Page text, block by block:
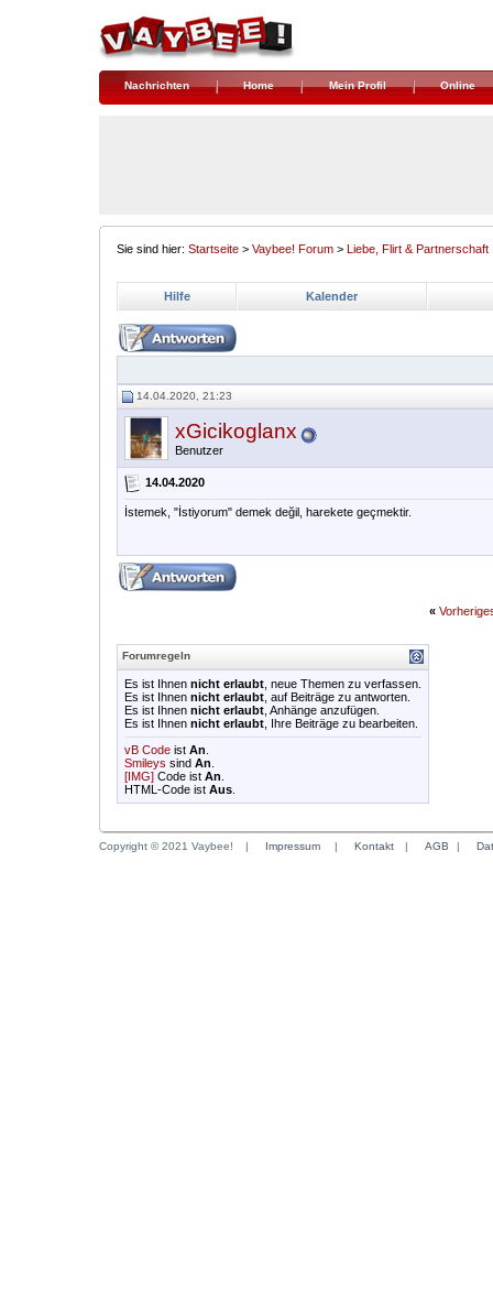
Nachrichten Home Mein Profil Online
Sie sind hier: Startseite > Vaybee! Forum > Liebe, Flirt & Partnerschaft
Hilfe Kalender
14.04.2020, 21:23
xGicikoglanx
Benutzer
14.04.2020
İstemek, "İstiyorum" demek değil, harekete geçmektir.
«
Forumregeln
Es ist Ihnen nicht erlaubt , neue Themen zu verfassen.
Es ist Ihnen nicht erlaubt , auf Beiträge zu antworten.
Es ist Ihnen nicht erlaubt , Anhänge anzufügen.
Es ist Ihnen nicht erlaubt , Ihre Beiträge zu bearbeiten.
vB Code ist An
Smileys sind An
[IMG] Code ist An
HTML-Code ist Aus
Copyright © 2021 Vaybee! | Impressum | Kontakt | AGB |